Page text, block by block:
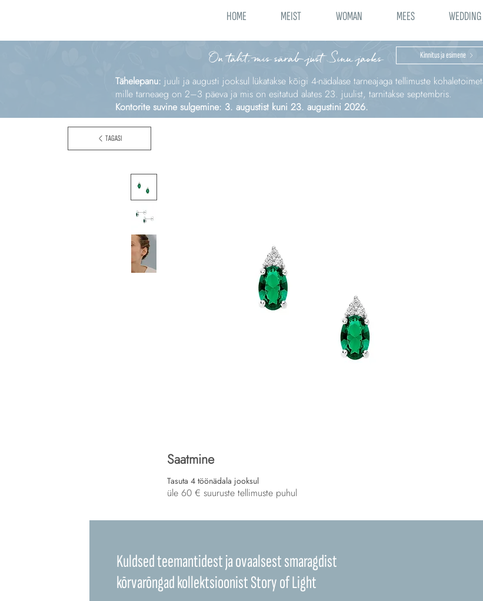
HOME MEIST WOMAN MEES WEDDING
On täht, mis särab just Sinu jaoks Kinnitus ja esimene
Tähelepanu: juuli ja augusti jooksul lükatakse kõigi 4‑nädalase tarneajaga tellimuste
mille tarneaeg on 2–3 päeva ja mis on esitatud alates 23. juulist, tarnitakse septembris.
Kontorite suvine sulgemine: 3. augustist kuni 23. augustini 2026.
TAGASI
Saatmine
Tasuta 4 töönädala jooksul
üle 60 € suuruste tellimuste puhul
Kuldsed teemantidest ja ovaalsest smaragdist
kõrvarõngad kollektsioonist Story of Light